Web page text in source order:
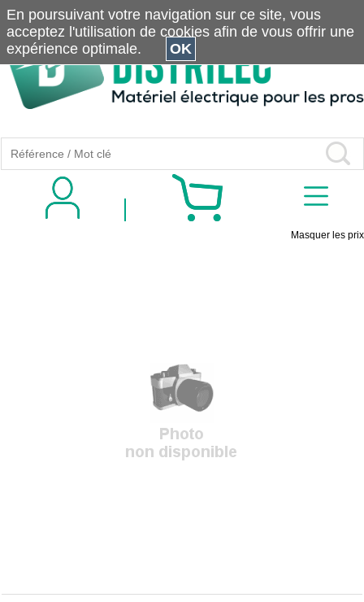
Masquer les prix
En poursuivant votre navigation sur ce site, vous
acceptez l'utilisation de cookies afin de vous offrir une
expérience optimale.
OK